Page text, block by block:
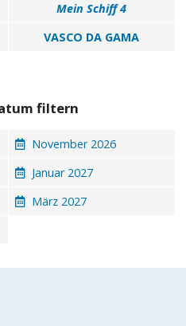
Mein Schiff 4
VASCO DA GAMA
filtern
November 2026
Januar 2027
März 2027